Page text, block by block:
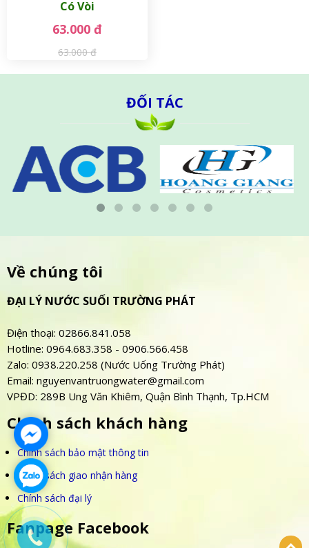
Có Vòi
63.000 đ
63.000 đ
ĐỐI TÁC
Về chúng tôi
ĐẠI LÝ NƯỚC SUỐI TRƯỜNG PHÁT
Điện thoại: 02866.841.058
Hotline: 0964.683.358 - 0906.566.458
Zalo: 0938.220.258 (Nước Uống Trường Phát)
Email: nguyenvantruongwater@gmail.com
VPĐD: 289B Ung Văn Khiêm, Quận Bình Thạnh, Tp.HCM
Chính sách khách hàng
Chính sách bảo mật thông tin
Chính sách giao nhận hàng
Chính sách đại lý
Fanpage Facebook